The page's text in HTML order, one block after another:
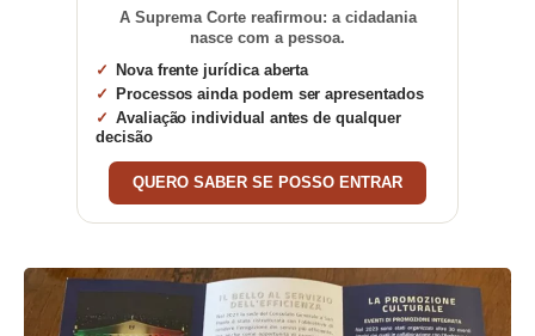
A Suprema Corte reafirmou: a cidadania
nasce com a pessoa.
Nova frente jurídica aberta
Processos ainda podem ser apresentados
Avaliação individual antes de qualquer
decisão
QUERO SABER SE POSSO ENTRAR